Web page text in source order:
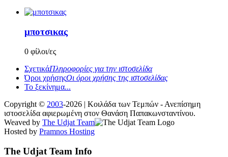
μποτσικας
0 φίλοι/ες
ΣχετικάΠληροφορίες για την ιστοσελίδα
Όροι χρήσηςΟι όροι χρήσης της ιστοσελίδας
Το ξεκίνημα...
Copyright © 2003-2026 | Κοιλάδα των Τεμπών - Ανεπίσημη
ιστοσελίδα αφιερωμένη στον Θανάση Παπακωνσταντίνου.
Weaved by The Udjat Team
Hosted by Pramnos Hosting
The Udjat Team Info